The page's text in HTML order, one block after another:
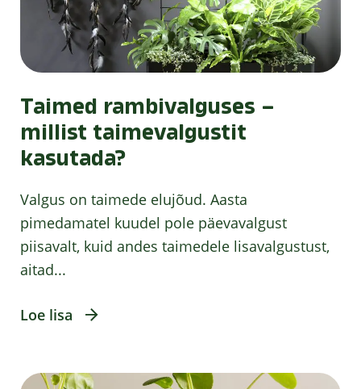
Taimed rambivalguses –
millist taimevalgustit
kasutada?
Valgus on taimede elujõud. Aasta
pimedamatel kuudel pole päevavalgust
piisavalt, kuid andes taimedele lisavalgustust,
aitad...
Loe lisa